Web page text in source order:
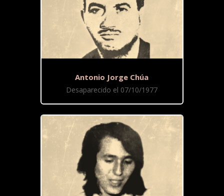
Antonio Jorge Chúa
Desaparecido el 07/10/1977